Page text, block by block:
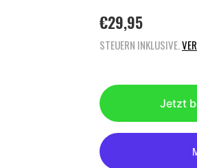
R
E
G
L
Ä
R
E
R
€29,95
STEUERN INKLUSIVE.
Jetzt